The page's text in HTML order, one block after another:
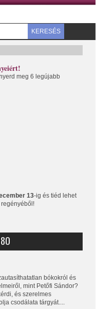
KERESÉS
meg 6 legújabb
13-ig és tiéd lehet
bókokról és
mint Petőfi Sándor?
és szerelmes
csodálata tárgyát....